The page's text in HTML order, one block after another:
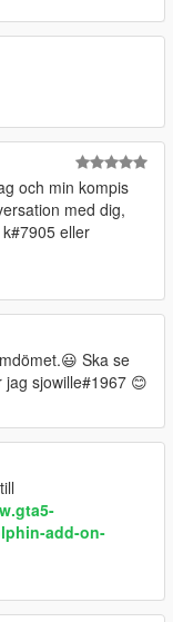
och min kompis
med dig,
eller
Ska se
sjowille#1967 😊
add-on-